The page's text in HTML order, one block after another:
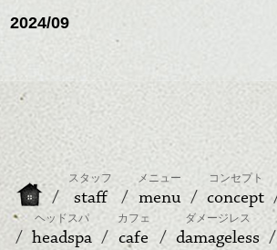
2024/09
スタッフ
staff
メニュー
menu
コンセプト
concept
ヘッドスパ
headspa
カフェ
cafe
ダメージレス
damageless